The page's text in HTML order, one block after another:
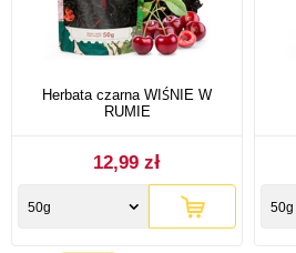
Herbata czarna WIŚNIE W
RUMIE
12,99 zł
50g 50g